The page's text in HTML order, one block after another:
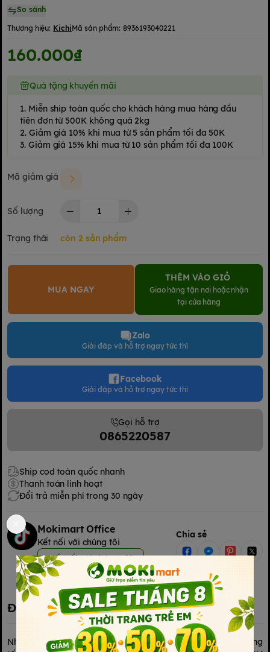
So sánh
Thương hiệu: KichiMã sản phẩm: 8936193040221
160.000₫
Quà tặng khuyến mãi
1. Miễn ship toàn quốc cho khách hàng mua hàng đầu
tiên đơn từ 500K không quá 2kg
2. Giảm giá 10% khi mua từ 5 sản phẩm tối đa 50K
3. Giảm giá 15% khi mua từ 10 sản phẩm tối đa 100K
Mã giảm giá
Số lượng
Trạng thái còn 2 sản phẩm
MUA NGAY
THÊM VÀO GIỎ
Giao hàng tận nơi hoặc nhận
tại cửa hàng
Zalo
Giải đáp và hỗ trợ ngay tức thì
Facebook
Giải đáp và hỗ trợ ngay tức thì
Gọi hỗ trợ
0865220587
Ship cod toàn quốc nhanh
Thanh toán linh hoạt
Đổi trả miễn phí trong 30 ngày
Mokimart Office
Kết nối với chúng tôi
Kết nối với chúng tôi
Chia sẻ
Đặc điểm nổi bật
Nhiều “mẹ bỉm sữa” lo lắng rằng, máy hút sữa kichilachi dùng